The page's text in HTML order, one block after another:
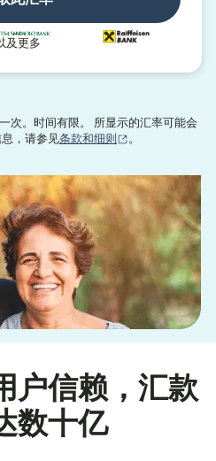
及更多
次。时间有限。 所显示的汇率可能会
，请参见条款和细则 。
户信赖，汇款
数十亿